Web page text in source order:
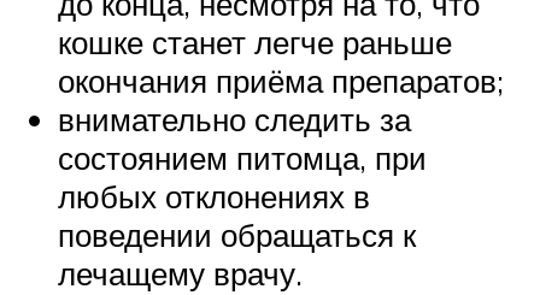
кошке станет легче раньше
окончания приёма препаратов;
внимательно следить за
состоянием питомца, при
любых отклонениях в
поведении обращаться к
лечащему врачу.